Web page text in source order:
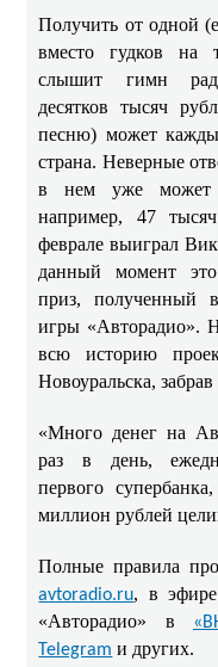
Получить от одной
вместо гудков на
слышит гимн
десятков тысяч
песню) может
страна. Неверные
в нем уже может
например, 47
феврале выиграл
данный момент
приз, полученный
игры «Авторадио».
всю историю
Новоуральска,
«Много денег на
раз в день,
первого
миллион рублей
Полные правила
avtoradio.ru, в
«Авторадио» в
Telegram и других.